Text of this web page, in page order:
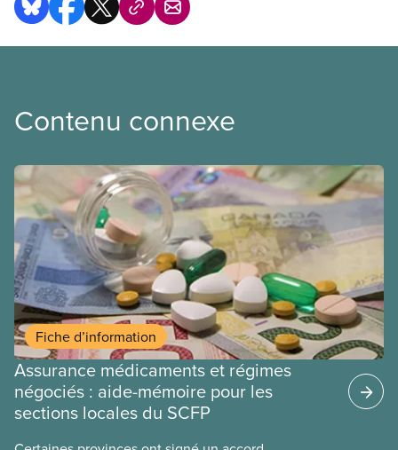
Contenu connexe
Fiche d’information
Assurance médicaments et régimes
négociés : aide-mémoire pour les
sections locales du SCFP